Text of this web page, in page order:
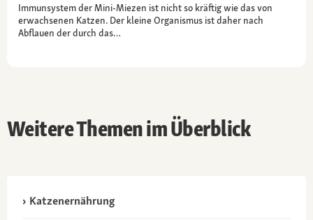
Immunsystem der Mini-Miezen ist nicht so kräftig wie das von
erwachsenen Katzen. Der kleine Organismus ist daher nach
Abflauen der durch das…
Weitere Themen im Überblick
Katzenernährung